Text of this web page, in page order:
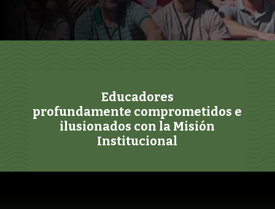
Educadores
profundamente comprometidos e
ilusionados con la Misión
Institucional